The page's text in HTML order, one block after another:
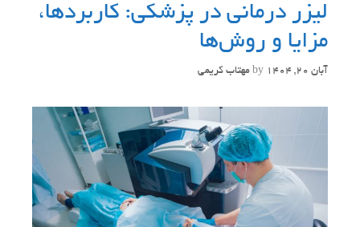
لیزر درمانی در پزشکی: کاربردها،
مزایا و روش‌ها
آبان 20, 1404 by مهتاب کریمی